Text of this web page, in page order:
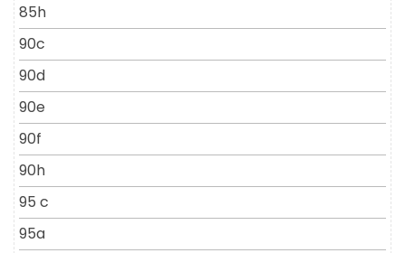
85h
90c
90d
90e
90f
90h
95 c
95a